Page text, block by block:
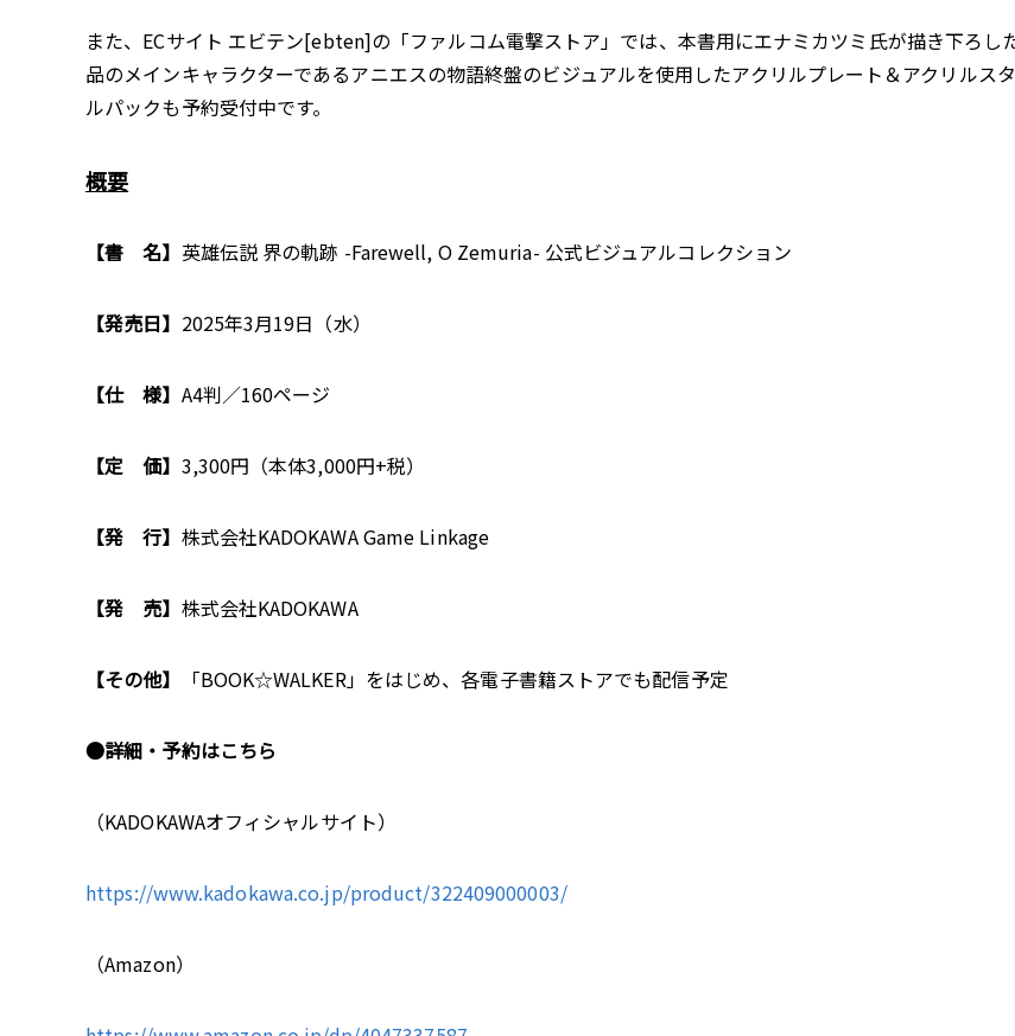
また、ECサイト エビテン[ebten]の「ファルコム電撃ストア」では、本書用にエナミカツミ氏が描き下ろ
品のメインキャラクターであるアニエスの物語終盤のビジュアルを使用したアクリルプレート＆アクリルス
ルパックも予約受付中です。
概要
【書 名】 英雄伝説 界の軌跡 -Farewell, O Zemuria- 公式ビジュアルコレクション
【発売日】 2025年3月19日（水）
【仕 様】 A4判／160ページ
【定 価】 3,300円（本体3,000円+税）
【発 行】 株式会社KADOKAWA Game Linkage
【発 売】 株式会社KADOKAWA
【その他】 「BOOK☆WALKER」をはじめ、各電子書籍ストアでも配信予定
●詳細・予約はこちら
（KADOKAWAオフィシャルサイト）
https://www.kadokawa.co.jp/product/322409000003/
（Amazon）